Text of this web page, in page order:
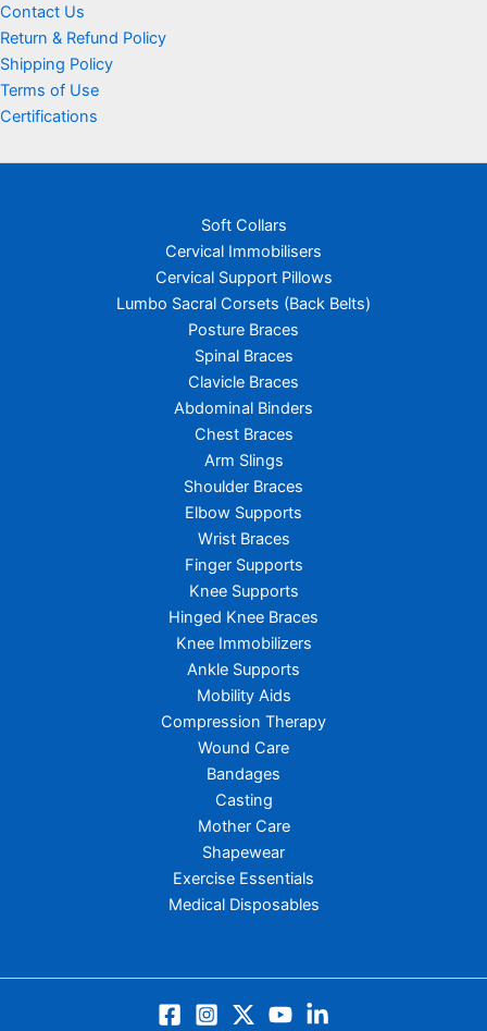
Contact Us
Return & Refund Policy
Shipping Policy
Terms of Use
Certifications
Soft Collars
Cervical Immobilisers
Cervical Support Pillows
Lumbo Sacral Corsets (Back Belts)
Posture Braces
Spinal Braces
Clavicle Braces
Abdominal Binders
Chest Braces
Arm Slings
Shoulder Braces
Elbow Supports
Wrist Braces
Finger Supports
Knee Supports
Hinged Knee Braces
Knee Immobilizers
Ankle Supports
Mobility Aids
Compression Therapy
Wound Care
Bandages
Casting
Mother Care
Shapewear
Exercise Essentials
Medical Disposables